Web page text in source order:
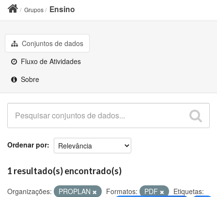
Grupos Ensino
Conjuntos de dados
Fluxo de Atividades
Sobre
Ordenar por
1 resultado(s) encontrado(s)
Organizações: PROPLAN Formatos: PDF
Etiquetas: